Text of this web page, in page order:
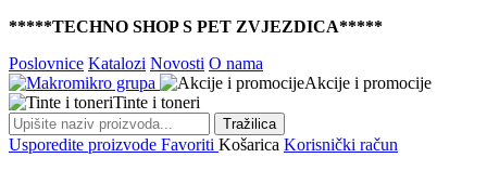
*****TECHNO SHOP S PET ZVJEZDICA*****
Poslovnice Katalozi Novosti O nama
Akcije i promocije
Tinte i toneri
Tražilica
Usporedite proizvode Favoriti Košarica Korisnički račun